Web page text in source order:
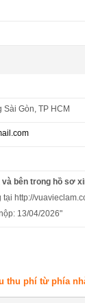
Gòn, TP HCM
và bên trong hồ sơ
http://
13/04/2026"
thu phí từ phía